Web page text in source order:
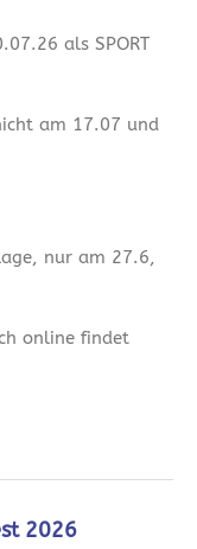
als SPORT
am 17.07 und
nur am 27.6,
online findet
2026